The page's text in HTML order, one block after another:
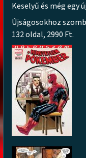
Keselyű és még egy
Újságosokhoz
132 oldal, 2990 Ft.